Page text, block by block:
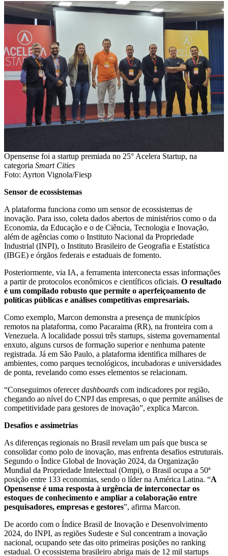
Opensense foi a startup premiada no 25° Acelera Startup, na
categoria Smart Cities
Foto: Ayrton Vignola/Fiesp
Sensor de ecossistemas
A plataforma funciona como um sensor de ecossistemas de
inovação. Para isso, coleta dados abertos de ministérios como o da
Economia, da Educação e o de Ciência, Tecnologia e Inovação,
além de agências como o Instituto Nacional da Propriedade
Industrial (INPI), o Instituto Brasileiro de Geografia e Estatística
(IBGE) e órgãos federais e estaduais de fomento.
Posteriormente, via IA, a ferramenta interconecta essas informações
a partir de protocolos econômicos e científicos oficiais. O resultado
é um compilado robusto que permite o aperfeiçoamento de
políticas públicas e análises competitivas empresariais.
Como exemplo, Marcon demonstra a presença de municípios
remotos na plataforma, como Pacaraima (RR), na fronteira com a
Venezuela. A localidade possui três startups, sistema governamental
enxuto, alguns cursos de formação superior e nenhuma patente
registrada. Já em São Paulo, a plataforma identifica milhares de
ambientes, como parques tecnológicos, incubadoras e universidades
de ponta, revelando como esses elementos se relacionam.
“Conseguimos oferecerdashboards com indicadores por região,
chegando ao nível do CNPJ das empresas, o que permite análises de
competitividade para gestores de inovação”, explica Marcon.
Desafios e assimetrias
As diferenças regionais no Brasil revelam um país que busca se
consolidar como polo de inovação, mas enfrenta desafios estruturais.
Segundo o Índice Global de Inovação 2024, da Organização
Mundial da Propriedade Intelectual (Ompi), o Brasil ocupa a 50ª
posição entre 133 economias, sendo o líder na América Latina. “A
Opensense é uma resposta à urgência de interconectar os
estoques de conhecimento e ampliar a colaboração entre
pesquisadores, empresas e gestores”, afirma Marcon.
De acordo com o Índice Brasil de Inovação e Desenvolvimento
2024, do INPI, as regiões Sudeste e Sul concentram a inovação
nacional, ocupando sete das oito primeiras posições no ranking
estadual. O ecossistema brasileiro abriga mais de 12 mil startups